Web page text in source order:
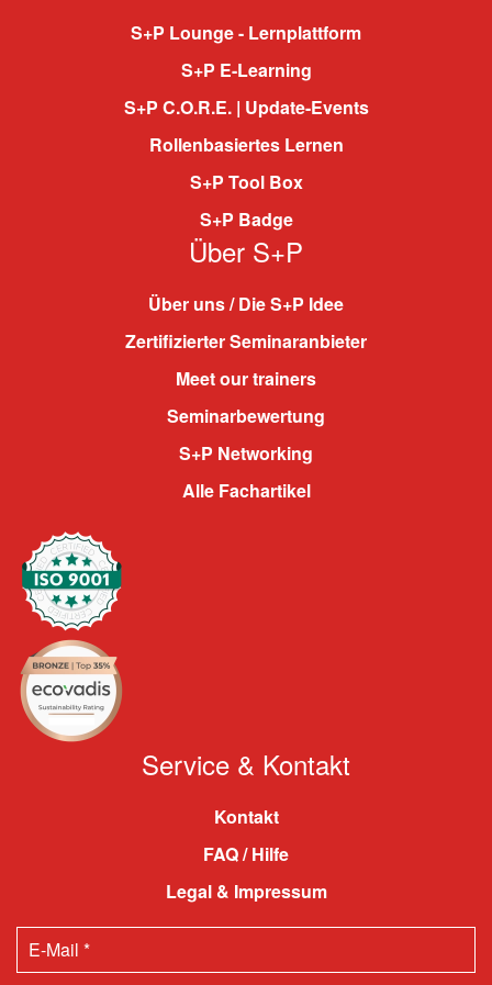
S+P Lounge - Lernplattform
S+P E-Learning
S+P C.O.R.E. | Update-Events
Rollenbasiertes Lernen
S+P Tool Box
S+P Badge
Über S+P
Über uns / Die S+P Idee
Zertifizierter Seminaranbieter
Meet our trainers
Seminarbewertung
S+P Networking
Alle Fachartikel
Service & Kontakt
Kontakt
FAQ / Hilfe
Legal & Impressum